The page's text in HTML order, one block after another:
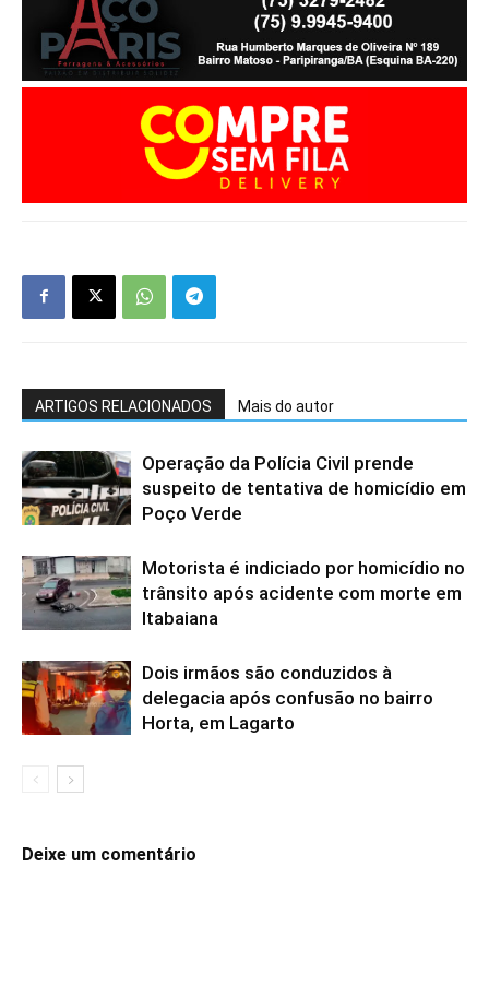
ARTIGOS RELACIONADOS Mais do autor
Operação da Polícia Civil prende
suspeito de tentativa de homicídio em
Poço Verde
Motorista é indiciado por homicídio no
trânsito após acidente com morte em
Itabaiana
Dois irmãos são conduzidos à
delegacia após confusão no bairro
Horta, em Lagarto
Deixe um comentário